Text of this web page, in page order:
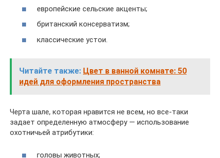
европейские сельские акценты;
британский консерватизм;
классические устои.
Читайте также: Цвет в ванной комнате: 50
идей для оформления пространства
Черта шале, которая нравится не всем, но все-таки
задает определенную атмосферу — использование
охотничьей атрибутики:
головы животных;